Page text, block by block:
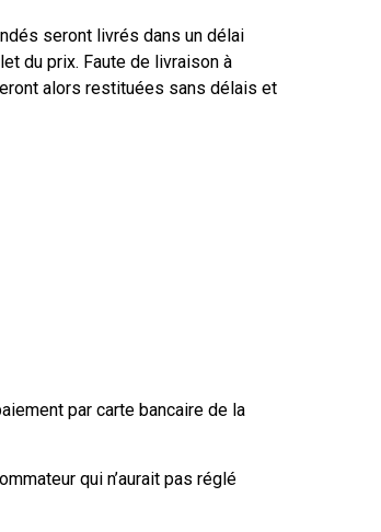
seront livrés dans un délai
du prix. Faute de livraison à
alors restituées sans délais et
par carte bancaire de la
qui n’aurait pas réglé